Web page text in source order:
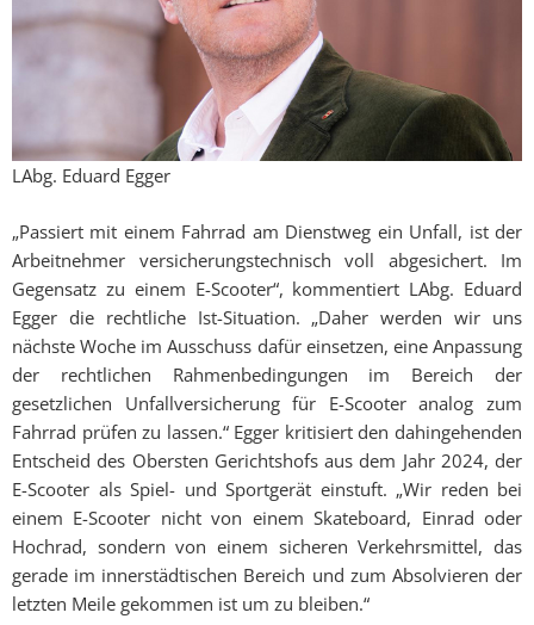
LAbg. Eduard Egger
„Passiert mit einem Fahrrad am Dienstweg ein Unfall, ist der
Arbeitnehmer versicherungstechnisch voll abgesichert. Im
Gegensatz zu einem E-Scooter“, kommentiert LAbg. Eduard
Egger die rechtliche Ist-Situation. „Daher werden wir uns
nächste Woche im Ausschuss dafür einsetzen, eine Anpassung
der rechtlichen Rahmenbedingungen im Bereich der
gesetzlichen Unfallversicherung für E-Scooter analog zum
Fahrrad prüfen zu lassen.“ Egger kritisiert den dahingehenden
Entscheid des Obersten Gerichtshofs aus dem Jahr 2024, der
E-Scooter als Spiel- und Sportgerät einstuft. „Wir reden bei
einem E-Scooter nicht von einem Skateboard, Einrad oder
Hochrad, sondern von einem sicheren Verkehrsmittel, das
gerade im innerstädtischen Bereich und zum Absolvieren der
letzten Meile gekommen ist um zu bleiben.“